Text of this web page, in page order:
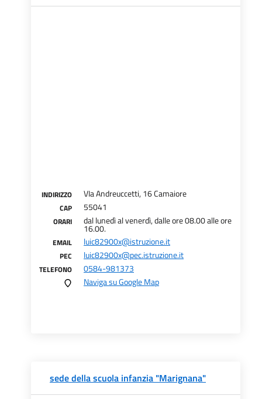
INDIRIZZO VIa Andreuccetti, 16 Camaiore
CAP 55041
ORARI dal lunedì al venerdì, dalle ore 08.00 alle ore
16.00.
EMAIL luic82900x@istruzione.it
PEC luic82900x@pec.istruzione.it
TELEFONO
0584-981373
Naviga su Google Map
sede della scuola infanzia "Marignana"